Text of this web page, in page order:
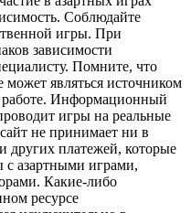
Соблюдайте
игры. При
зависимости
Помните, что
может являться источником
работе. Информационный
игры на реальные
не принимает ни в
других платежей, которые
с азартными играми,
Какие-либо
ресурсе